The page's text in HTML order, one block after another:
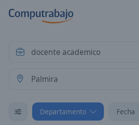
Departamento Fecha